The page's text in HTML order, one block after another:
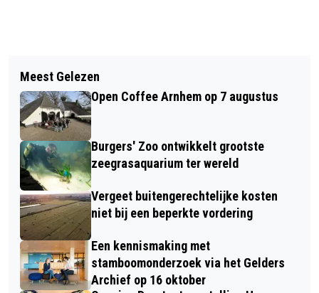
MAN KRIJGT CELSTRAF VOOR POGING
DOODSLAG IN FLATWONING
LEGER DES HEILS COLLECTEERT VOOR
HET BUURTWERK VAN DE
ORGANISATIE
Meest Gelezen
Open Coffee Arnhem op 7 augustus
Burgers' Zoo ontwikkelt grootste
zeegrasaquarium ter wereld
Vergeet buitengerechtelijke kosten
niet bij een beperkte vordering
Een kennismaking met
stamboomonderzoek via het Gelders
Archief op 16 oktober